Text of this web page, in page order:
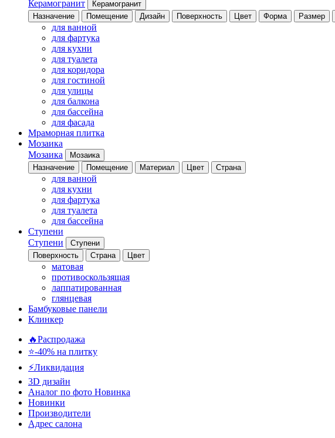
Керамогранит
Керамогранит
Назначение
Помещение Дизайн Поверхность Цвет Форма Размер
для ванной
для фартука
для кухни
для туалета
для коридора
для гостиной
для улицы
для балкона
для бассейна
для фасада
Мраморная плитка
Мозаика
Мозаика
Мозаика
Назначение
Помещение Материал Цвет Страна
для ванной
для кухни
для фартука
для туалета
для бассейна
Ступени
Ступени
Ступени
Поверхность
Страна Цвет
матовая
противоскользящая
лаппатированная
глянцевая
Бамбуковые панели
Клинкер
🔥Распродажа
⭐-40% на плитку
⚡️Ликвидация
3D дизайн
Аналог по фото Новинка
Новинки
Производители
Адрес салона